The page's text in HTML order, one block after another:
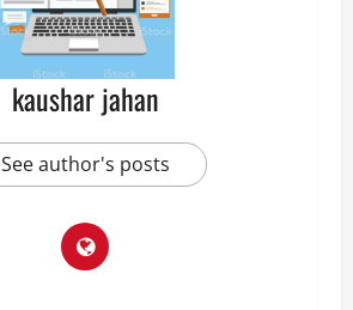
kaushar jahan
See author's posts